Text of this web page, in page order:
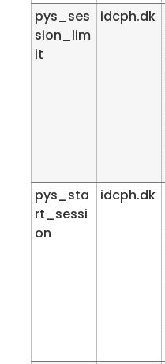
pys_ses
sion_lim
it
idcph.dk
pys_sta
rt_sessi
on
idcph.dk